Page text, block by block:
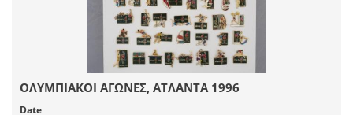
ΟΛΥΜΠΙΑΚΟΙ ΑΓΩΝΕΣ, ΑΤΛΑΝΤΑ 1996
Date